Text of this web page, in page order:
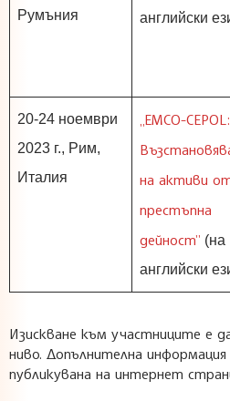
Румъния
английски
20-24 ноември
2023 г., Рим,
Италия
„EМСО-CEPOL:
на активи
престъпна
дейност” (на
английски
Изискване към участниците е
ниво. Допълнителна
публикувана на интернет